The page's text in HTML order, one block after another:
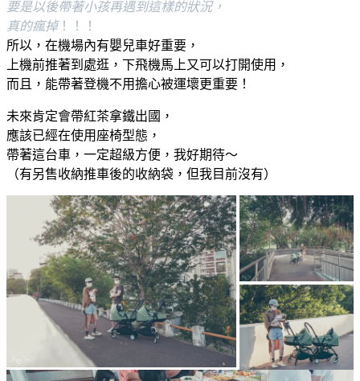
要是以後帶著小孩再遇到這樣的狀況，
真的瘋掉！！！
所以，在機場內有嬰兒車好重要，
上機前推著到處逛，下飛機馬上又可以打開使用，
而且，能帶著登機不用擔心被運壞更重要！
未來肯定會帶紅茶拿鐵出國，
應該已經在使用座椅型態，
帶著這台車，一定超級方便，我好期待～
（有另售收納推車後的收納袋，但我目前沒有）